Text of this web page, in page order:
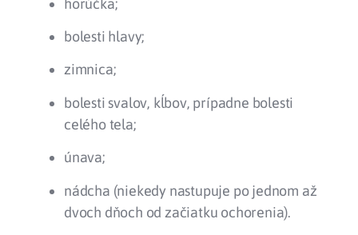
bolesti hlavy;
zimnica;
bolesti svalov, kĺbov, prípadne bolesti
celého tela;
únava;
nádcha (niekedy nastupuje po jednom až
dvoch dňoch od začiatku ochorenia).